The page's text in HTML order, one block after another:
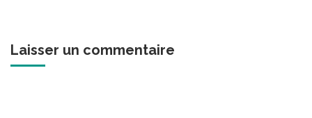
Laisser un commentaire